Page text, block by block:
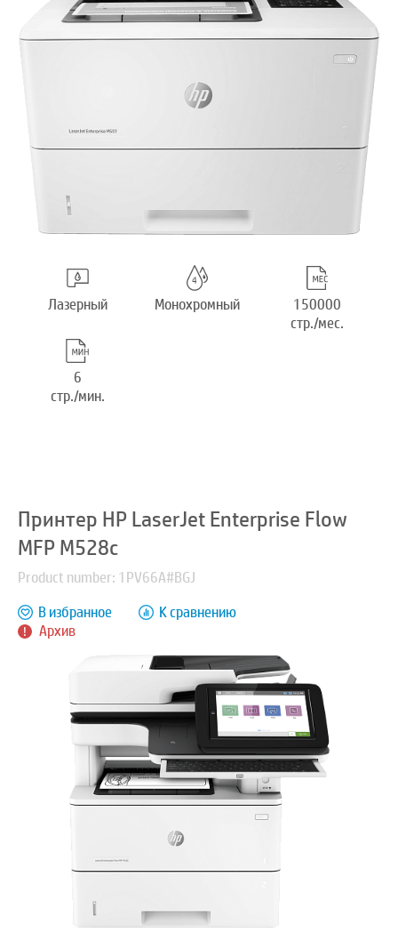
Лазерный Монохромный
150000
стр./мес.
6
стр./мин.
Принтер HP LaserJet Enterprise Flow
MFP M528c
Product number: 1PV66A#BGJ
Архив
В избранное К сравнению